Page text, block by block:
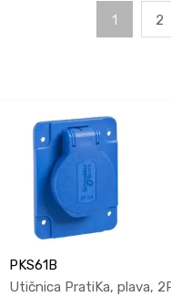
1 2
PKS61B
Utičnica PratiKa, plava,